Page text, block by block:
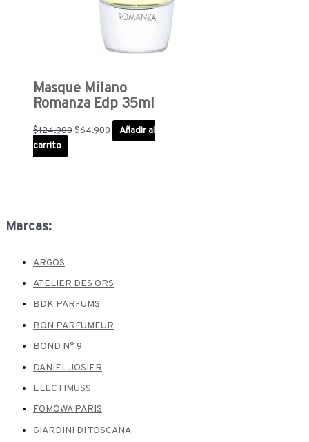
Marcas:
ARGOS
ATELIER DES ORS
BDK PARFUMS
BON PARFUMEUR
BOND N° 9
DANIEL JOSIER
ELECTIMUSS
FOMOWA PARIS
GIARDINI DI TOSCANA
Masque Milano
Romanza Edp 35ml
$124.900$64.900
Añadir al
carrito